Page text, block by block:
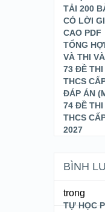
TẢI 200
CÓ LỜI
CAO PDF
TỔNG
VÀ THI
73 ĐỀ THI
THCS
ĐÁP ÁN
74 ĐỀ THI
THCS
2027
BÌNH
trong
TỰ HỌC